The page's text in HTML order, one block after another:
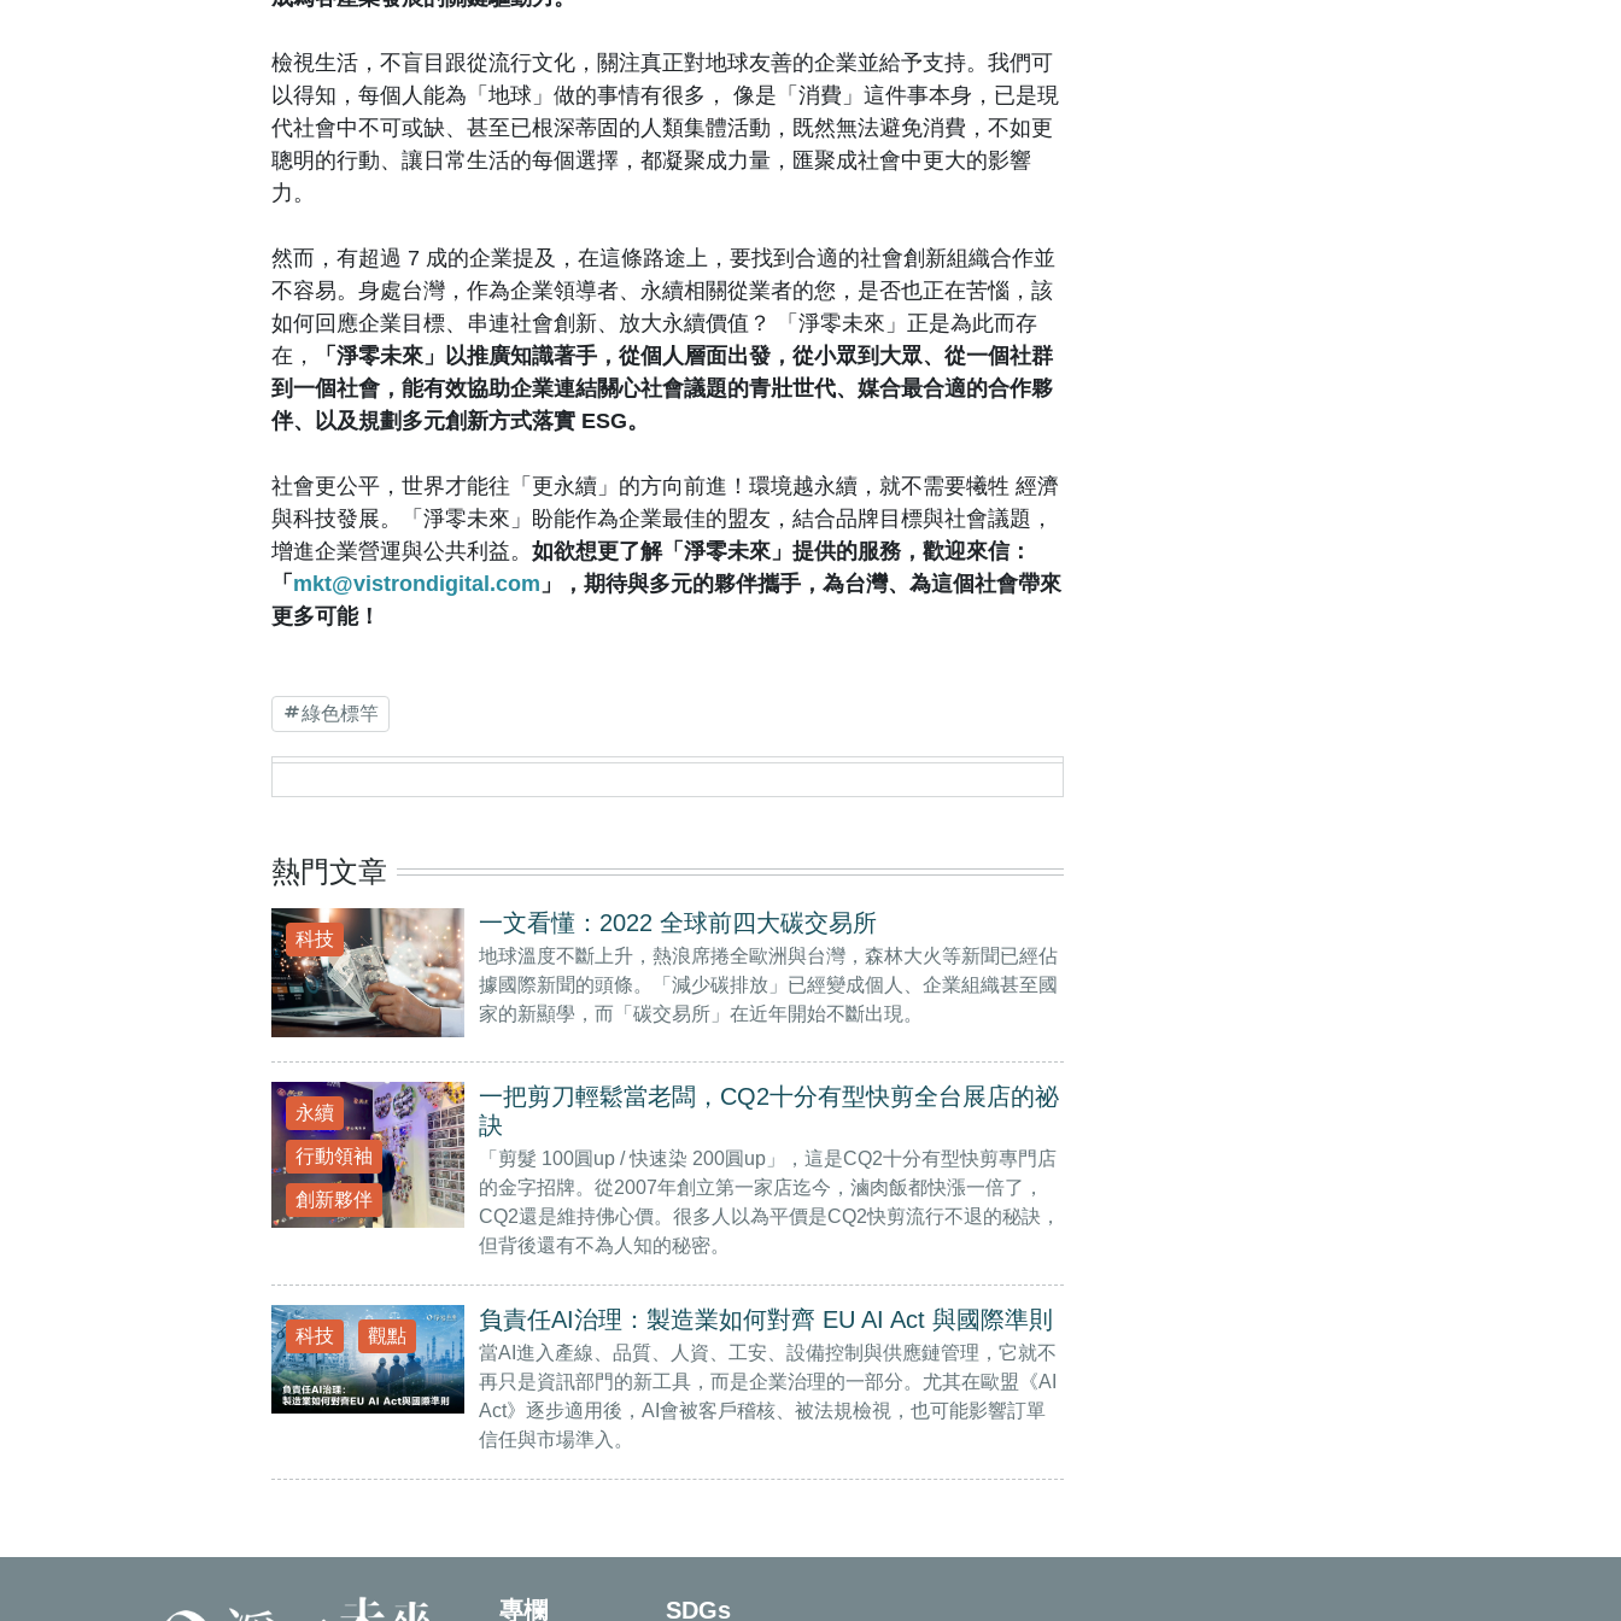
檢視生活，不盲目跟從流行文化，關注真正對地球友善的企業並給予支持。我們可
以得知，每個人能為「地球」做的事情有很多， 像是「消費」這件事本身，已是現
代社會中不可或缺、甚至已根深蒂固的人類集體活動，既然無法避免消費，不如更
聰明的行動、讓日常生活的每個選擇，都凝聚成力量，匯聚成社會中更大的影響
力。
然而，有超過 7 成的企業提及，在這條路途上，要找到合適的社會創新組織合作並
不容易。身處台灣，作為企業領導者、永續相關從業者的您，是否也正在苦惱，該
如何回應企業目標、串連社會創新、放大永續價值？ 「淨零未來」正是為此而存
在，
「淨零未來」以推廣知識著手，從個人層面出發，從小眾到大眾、從一個社群
到一個社會，能有效協助企業連結關心社會議題的青壯世代、媒合最合適的合作夥
伴、以及規劃多元創新方式落實 ESG。
社會更公平，世界才能往「更永續」的方向前進！環境越永續，就不需要犧牲 經濟
與科技發展。「淨零未來」盼能作為企業最佳的盟友，結合品牌目標與社會議題，
增進企業營運與公共利益。 如欲想更了解「淨零未來」提供的服務，歡迎來信：
「 mkt@vistrondigital.com 」，期待與多元的夥伴攜手，為台灣、為這個社會帶來
更多可能！
綠色標竿
熱門文章
科技
一文看懂：2022 全球前四大碳交易所
地球溫度不斷上升，熱浪席捲全歐洲與台灣，森林大火等新聞已經佔
據國際新聞的頭條。「減少碳排放」已經變成個人、企業組織甚至國
家的新顯學，而「碳交易所」在近年開始不斷出現。
永續
行動領袖
創新夥伴
一把剪刀輕鬆當老闆，CQ2十分有型快剪全台展店的祕
訣
「剪髮 100圓up / 快速染 200圓up」，這是CQ2十分有型快剪專門店
的金字招牌。從2007年創立第一家店迄今，滷肉飯都快漲一倍了，
CQ2還是維持佛心價。很多人以為平價是CQ2快剪流行不退的秘訣，
但背後還有不為人知的秘密。
科技 觀點
負責任AI治理：製造業如何對齊 EU AI Act 與國際準則
當AI進入產線、品質、人資、工安、設備控制與供應鏈管理，它就不
再只是資訊部門的新工具，而是企業治理的一部分。尤其在歐盟《AI
Act》逐步適用後，AI會被客戶稽核、被法規檢視，也可能影響訂單
信任與市場準入。
專欄 SDGs